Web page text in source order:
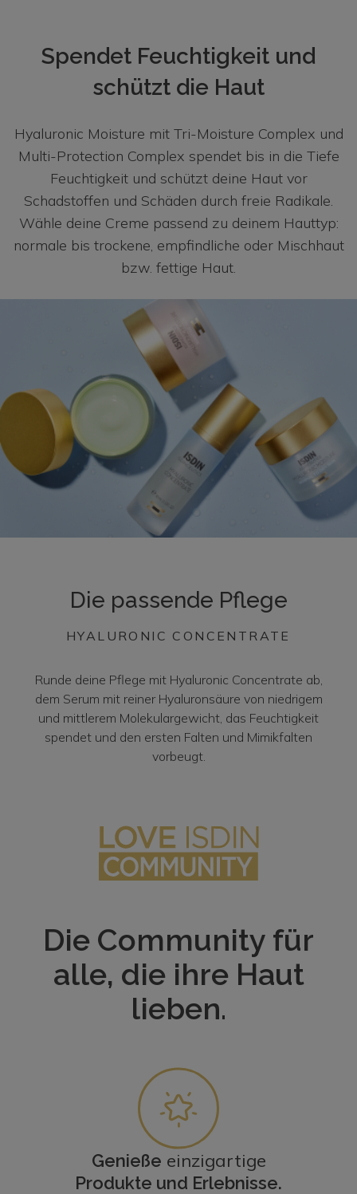
Spendet Feuchtigkeit und
schützt die Haut
Hyaluronic Moisture mit Tri-Moisture Complex und
Multi-Protection Complex spendet bis in die Tiefe
Feuchtigkeit und schützt deine Haut vor
Schadstoffen und Schäden durch freie Radikale.
Wähle deine Creme passend zu deinem Hauttyp:
normale bis trockene, empfindliche oder Mischhaut
bzw. fettige Haut.
Die passende Pflege
HYALURONIC CONCENTRATE
Runde deine Pflege mit Hyaluronic Concentrate ab,
dem Serum mit reiner Hyaluronsäure von niedrigem
und mittlerem Molekulargewicht, das Feuchtigkeit
spendet und den ersten Falten und Mimikfalten
vorbeugt.
Die Community für
alle, die ihre Haut
lieben.
Genieße einzigartige
Produkte und Erlebnisse.